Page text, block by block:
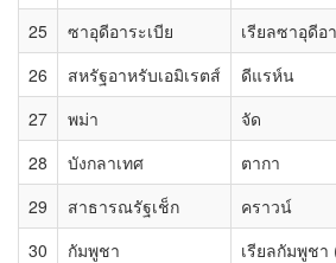
25
ซาอุดีอาระเบีย เรียลซาอุดีอ
26
สหรัฐอาหรับเอมิเรตส์ ดีแรห์น
27
พม่า จัด
28
บังกลาเทศ ตากา
29
สาธารณรัฐเช็ก คราวน์
30
กัมพูชา เรียลกัมพูชา